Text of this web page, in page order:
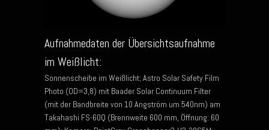
Aufnahmedaten der Übersichtsaufnahme
im Weißlicht:
Sonnenscheibe im Weißlicht; Astro Solar Safety Film
Photo (OD=3,8) mit Baader Solar Continuum Filter
(mit der Bandbreite von 10 Angström um 540nm) am
Takahashi FS-60Q (Brennweite 600 mm, Öffnung: 60